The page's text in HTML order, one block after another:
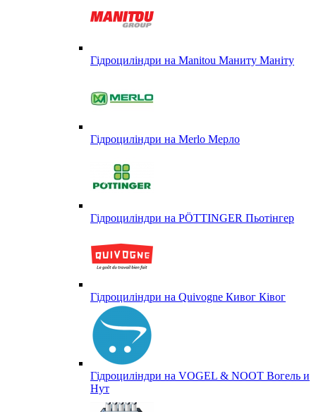
Гідроциліндри на Manitou Маниту Маніту
Гідроциліндри на Merlo Мерло
Гідроциліндри на PÖTTINGER Пьотінгер
Гідроциліндри на Quivogne Кивог Ківог
Гідроциліндри на VOGEL & NOOT Вогель и
Нут